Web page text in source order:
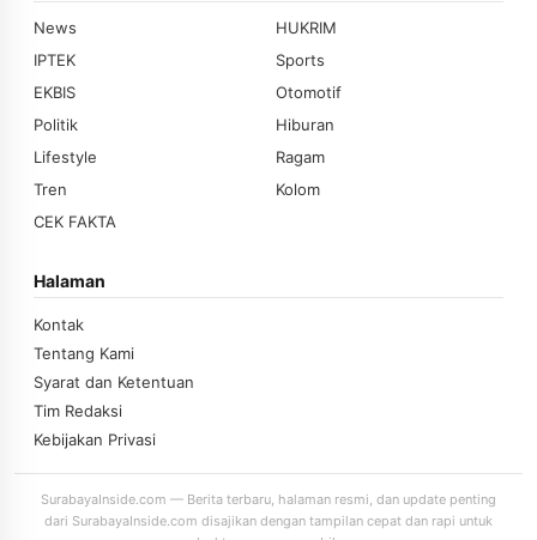
News
HUKRIM
IPTEK
Sports
EKBIS
Otomotif
Politik
Hiburan
Lifestyle
Ragam
Tren
Kolom
CEK FAKTA
Halaman
Kontak
Tentang Kami
Syarat dan Ketentuan
Tim Redaksi
Kebijakan Privasi
SurabayaInside.com — Berita terbaru, halaman resmi, dan update penting
dari SurabayaInside.com disajikan dengan tampilan cepat dan rapi untuk